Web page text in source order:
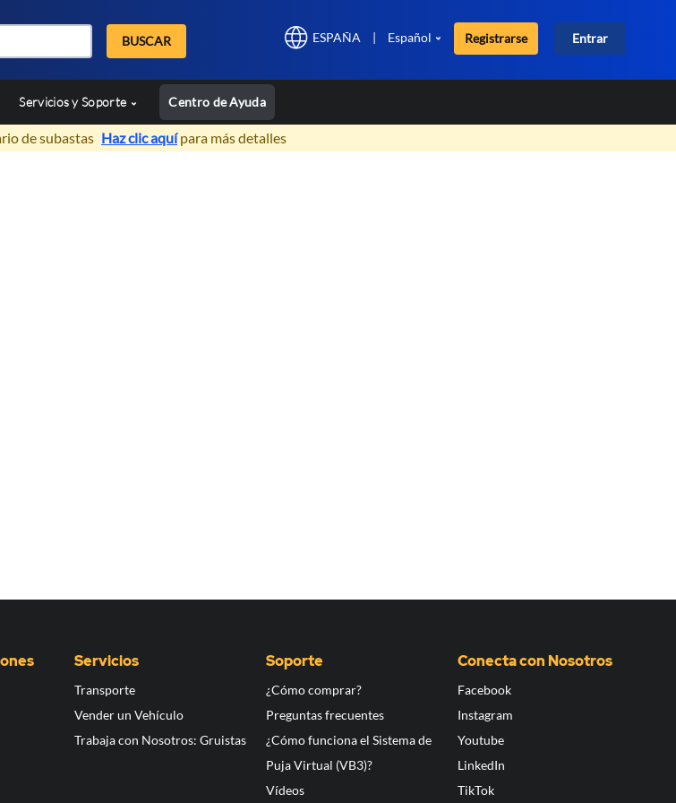
BUSCAR ESPAÑA | Español Registrarse Entrar
Servicios y Soporte Centro de Ayuda
de subastas Haz clic aquípara más detalles
Servicios
Transporte
Vender un Vehículo
Trabaja con Nosotros: Gruistas
Soporte
¿Cómo comprar?
Preguntas frecuentes
¿Cómo funciona el Sistema de
Puja Virtual (VB3)?
Vídeos
Conecta con Nosotros
Facebook
Instagram
Youtube
LinkedIn
TikTok